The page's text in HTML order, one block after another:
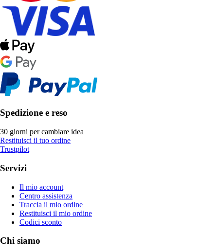
Spedizione e reso
30 giorni per cambiare idea
Restituisci il tuo ordine
Trustpilot
Servizi
Il mio account
Centro assistenza
Traccia il mio ordine
Restituisci il mio ordine
Codici sconto
Chi siamo